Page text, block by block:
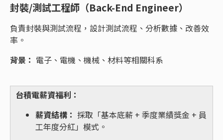
封裝/測試工程師（Back-End Engineer）
負責封裝與測試流程，設計測試流程、分析數據、改善效
率。
背景： 電子、電機、機械、材料等相關科系
台積電薪資福利：
薪資結構： 採取「基本底薪 + 季度業績獎金 + 員
工年度分紅」模式。